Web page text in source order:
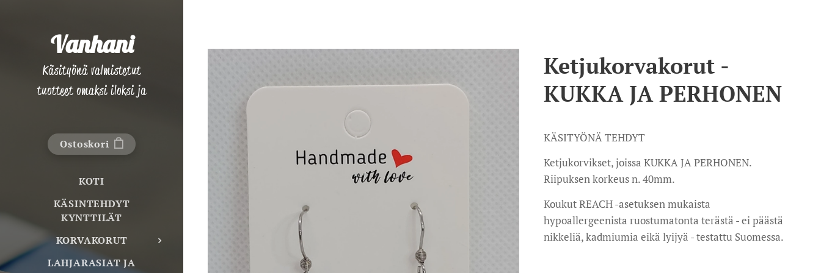
Vanhani
Käsityönä valmistetut
tuotteet omaksi iloksi ja
Ostoskori
KOTI
KÄSINTEHDYT
KYNTTILÄT
KORVAKORUT
LAHJARASIAT JA
Ketjukorvakorut -
KUKKA JA PERHONEN
KÄSITYÖNÄ TEHDYT
Ketjukorvikset, joissa KUKKA JA PERHONEN.
Riipuksen korkeus n. 40mm.
Koukut REACH -asetuksen mukaista
hypoallergeenista ruostumatonta terästä - ei päästä
nikkeliä, kadmiumia eikä lyijyä - testattu Suomessa.